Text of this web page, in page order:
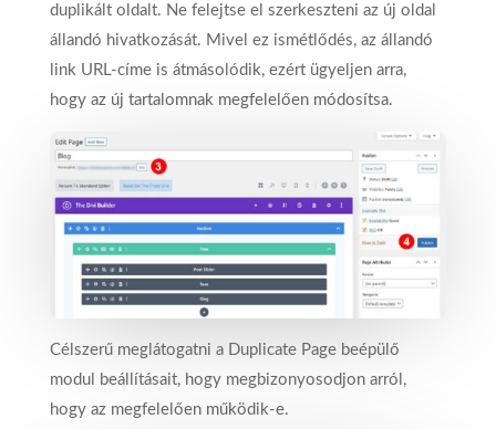
duplikált oldalt. Ne felejtse el szerkeszteni az új oldal
állandó hivatkozását. Mivel ez ismétlődés, az állandó
link URL-címe is átmásolódik, ezért ügyeljen arra,
hogy az új tartalomnak megfelelően módosítsa.
Célszerű meglátogatni a Duplicate Page beépülő
modul beállításait, hogy megbizonyosodjon arról,
hogy az megfelelően működik-e.